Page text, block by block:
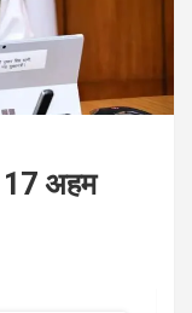
17 अहम